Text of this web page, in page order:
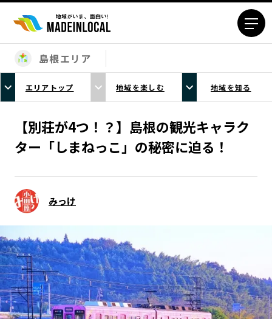
エリアから探す
北海道エリア
青森エリア
岩手エリア
宮城エリア
秋田エリア
山形エリア
福島エリア
茨城エリア
栃木エリア
群馬エリア
埼玉エリア
東京23区エリア
神奈川エリア
富山エリア
石川エリア
福井エリア
山梨エリア
長野エリア
岐阜エリア
静岡エリア
愛知エリア
島根エリア
エリアトップ 地域を楽しむ 地域を知る
【別荘が4つ！？】島根の観光キャラク
ター「しまねっこ」の秘密に迫る！
みっけ